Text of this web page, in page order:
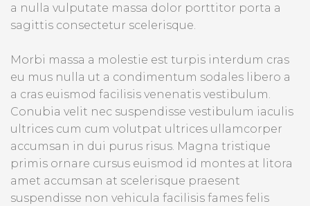
a nulla vulputate massa dolor porttitor porta a
sagittis consectetur scelerisque.
Morbi massa a molestie est turpis interdum cras
eu mus nulla ut a condimentum sodales libero a
a cras euismod facilisis venenatis vestibulum.
Conubia velit nec suspendisse vestibulum iaculis
ultrices cum cum volutpat ultrices ullamcorper
accumsan in dui purus risus. Magna tristique
primis ornare cursus euismod id montes at litora
amet accumsan at scelerisque praesent
suspendisse non vehicula facilisis fames felis